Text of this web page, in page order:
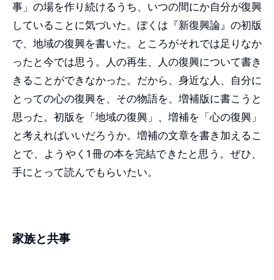
事」の場を作り続けるうち、いつの間にか自分が復興
していることに気づいた。ぼくは『新復興論』の初版
で、地域の復興を書いた。ところがそれでは足りなか
ったと今では思う。人の再生、人の復興について書き
きることができなかった。だから、身近な人、自分に
とっての心の復興を、その物語を、増補版に書こうと
思った。初版を「地域の復興」、増補を「心の復興」
と考えればいいだろうか。増補の文章を書き加えるこ
とで、ようやく1冊の本を完結できたと思う。ぜひ、
手にとって読んでもらいたい。
家族と共事